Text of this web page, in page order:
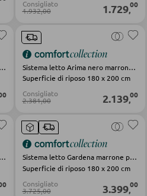
Consigliato
1.932,00 1.729,00
Letto Manhattan marrone grigio legno
Sistema letto Arima nero marrone legno
Superficie di riposo 180 x 200 cm
Consigliato
2.381,00 2.139,00
Letto matrimoniale Garderna 8418ZR pino cembro marrone
Sistema letto Gardena marrone pino cembro
Superficie di riposo 180 x 200 cm
Consigliato
3.725,00 3.399,00